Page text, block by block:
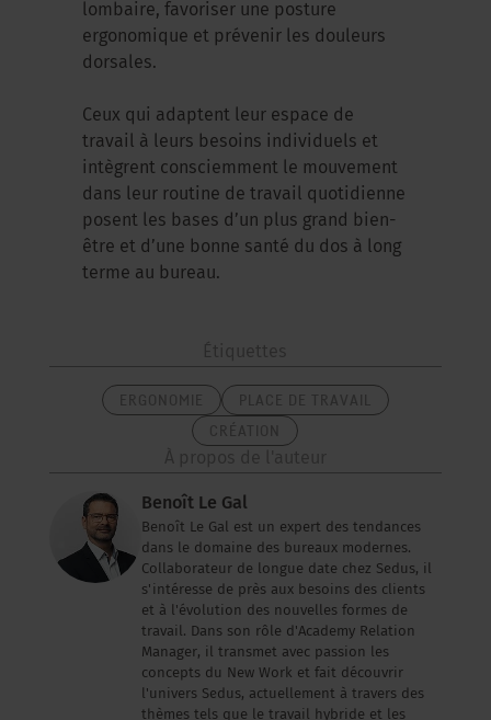
lombaire, favoriser une posture
ergonomique et prévenir les douleurs
dorsales.
Ceux qui adaptent leur espace de
travail à leurs besoins individuels et
intègrent consciemment le mouvement
dans leur routine de travail quotidienne
posent les bases d’un plus grand bien-
être et d’une bonne santé du dos à long
terme au bureau.
Benoît Le Gal
Benoît Le Gal est un expert des tendances
dans le domaine des bureaux modernes.
Collaborateur de longue date chez Sedus, il
s'intéresse de près aux besoins des clients
et à l'évolution des nouvelles formes de
travail. Dans son rôle d'Academy Relation
Manager, il transmet avec passion les
concepts du New Work et fait découvrir
l'univers Sedus, actuellement à travers des
thèmes tels que le travail hybride et les